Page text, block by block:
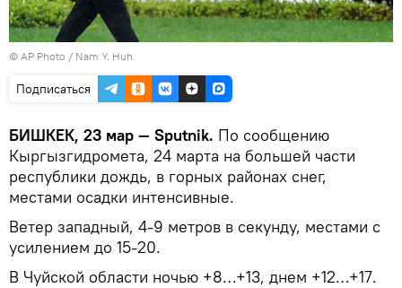
© AP Photo / Nam Y. Huh
Подписаться
БИШКЕК, 23 мар — Sputnik. По сообщению
Кыргызгидромета, 24 марта на большей части
республики дождь, в горных районах снег,
местами осадки интенсивные.
Ветер западный, 4-9 метров в секунду, местами с
усилением до 15-20.
В Чуйской области ночью +8…+13, днем +12…+17.